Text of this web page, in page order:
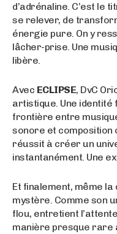
d’adrénaline. C’est le
se relever, de
énergie pure. On y
lâcher-prise. Une
libère.
Avec ECLIPSE, DvC
artistique. Une
frontière entre
sonore et composition
réussit à créer un
instantanément. Une
Et finalement, même la
mystère. Comme son
flou, entretient
manière presque rare